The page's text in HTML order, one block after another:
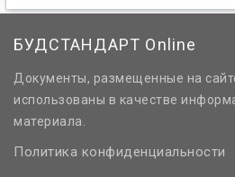
БУДСТАНДАРТ Online
Документы, размещенные на
использованы в качестве
материала.
Политика конфиденциальности